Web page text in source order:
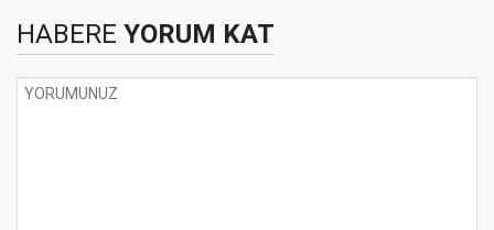
HABERE YORUM KAT